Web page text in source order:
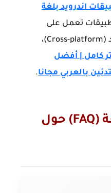
اندرويد بلغة
تعمل على
الآيفون والأندرويد بكود واحد (Cross-platform)،
كامل | أفضل
.
❓ الأسئلة الشائعة (FAQ) حول